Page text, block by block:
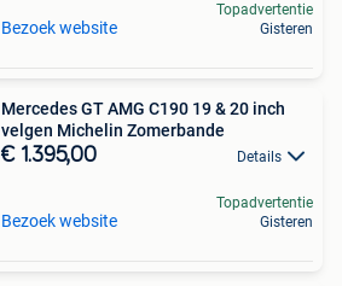
Bezoek website
Topadvertentie
Gisteren
Mercedes GT AMG C190 19 & 20 inch
velgen Michelin Zomerbande
€ 1.395,00 Details
Bezoek website
Topadvertentie
Gisteren